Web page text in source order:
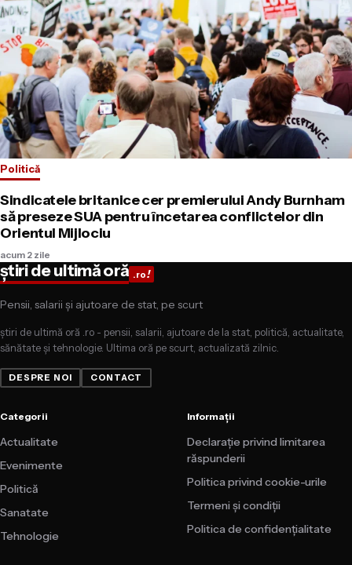
Politică
Sindicatele britanice cer premierului Andy Burnham
să preseze SUA pentru încetarea conflictelor din
Orientul Mijlociu
acum 2 zile
știri de ultimă oră .ro!
Pensii, salarii și ajutoare de stat, pe scurt
știri de ultimă oră .ro - pensii, salarii, ajutoare de la stat, politică, actualitate,
sănătate și tehnologie. Ultima oră pe scurt, actualizată zilnic.
DESPRE NOI CONTACT
Categorii
Actualitate
Evenimente
Politică
Sanatate
Tehnologie
Informații
Declarație privind limitarea
răspunderii
Politica privind cookie-urile
Termeni și condiții
Politica de confidențialitate